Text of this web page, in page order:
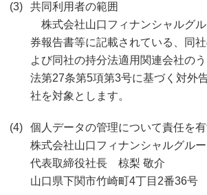
共同利用者の範囲
株式会社山口フィナンシャルグ
券報告書等に記載されている、同
よび同社の持分法適用関連会社の
法第27条第5項第3号に基づく対外
社を対象とします。
個人データの管理について責任を
株式会社山口フィナンシャルグル
代表取締役社長 椋梨 敬介
山口県下関市竹崎町4丁目2番36号